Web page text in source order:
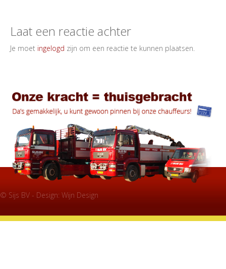
Laat een reactie achter
Je moet ingelogd zijn om een reactie te kunnen plaatsen.
© Sijs BV - Design: Wijn Design